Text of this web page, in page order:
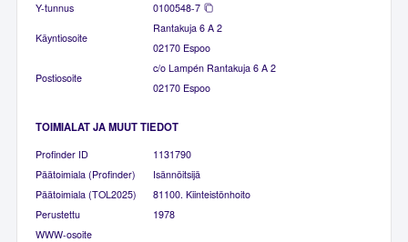
Y-tunnus
0100548-7
Käyntiosoite
Rantakuja 6 A 2
02170 Espoo
Postiosoite
c/o Lampén Rantakuja 6 A 2
02170 Espoo
TOIMIALAT JA MUUT TIEDOT
Profinder ID
1131790
Päätoimiala (Profinder)
Isännöitsijä
Päätoimiala (TOL2025)
81100. Kiinteistönhoito
Perustettu
1978
WWW-osoite